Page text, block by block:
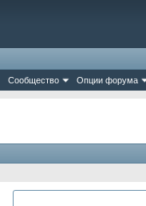
Сообщество Опции форума